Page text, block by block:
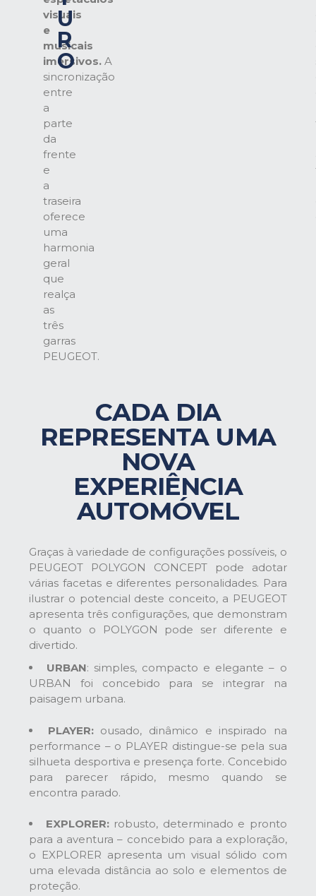
visuais
e
musicais
imersivos.A
sincronização
entre
a
parte
da
frente
e
a
traseira
oferece
uma
harmonia
geral
que
realça
as
três
garras
PEUGEOT.
U
R
O
CADA DIA
REPRESENTA UMA
NOVA
EXPERIÊNCIA
AUTOMÓVEL
Graças à variedade de configurações possíveis, o
PEUGEOT POLYGON CONCEPT pode adotar
várias facetas e diferentes personalidades. Para
ilustrar o potencial deste conceito, a PEUGEOT
apresenta três configurações, que demonstram
o quanto o POLYGON pode ser diferente e
divertido.
URBAN: simples, compacto e elegante – o
URBAN foi concebido para se integrar na
paisagem urbana.
PLAYER: ousado, dinâmico e inspirado na
performance – o PLAYER distingue-se pela sua
silhueta desportiva e presença forte. Concebido
para parecer rápido, mesmo quando se
encontra parado.
EXPLORER: robusto, determinado e pronto
para a aventura – concebido para a exploração,
o EXPLORER apresenta um visual sólido com
uma elevada distância ao solo e elementos de
proteção.